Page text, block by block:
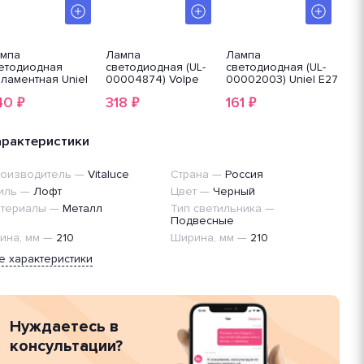
Uniel
LED-
₽
Лампа
светодиодная (UL-
00004874) Volpe
матовая LED-G95-
318 ₽
Лампа
светодиодная (UL-
00002003) Uniel E27
LED-A60
161 ₽
— Vitaluce Страна — Россия
— Лофт Цвет — Черный
— Металл Тип светильника —
Подвесные
мм — 210 Ширина, мм — 210
характеристики
Нуждаетесь в
консультации?